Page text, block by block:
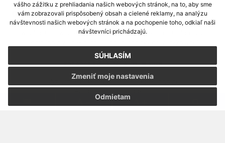
vášho zážitku z prehliadania našich webových stránok, na to, aby sme
vám zobrazovali prispôsobený obsah a cielené reklamy, na analýzu
návštevnosti našich webových stránok a na pochopenie toho, odkiaľ naši
návštevníci prichádzajú.
SÚHLASÍM
Odmietam
Zmeniť moje nastavenia
využite možnosť získavania aktuálnych informácií s využitím RSS
CMS systém (redakčný) systém ECHELON 2,Mapa stránok,web portál
webex.digital, s.r.o.,domény,registrácia domény
Posledná aktualizácia:05.08.2026
Vytlačiť stránku|Vyhlásenie o prístupnosti